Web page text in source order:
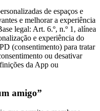
de espaços e
e melhorar a experiência
legal: Art. 6.º, n.º 1, alínea
e experiência do
(consentimento) para tratar
ou desativar
da App ou
amigo”